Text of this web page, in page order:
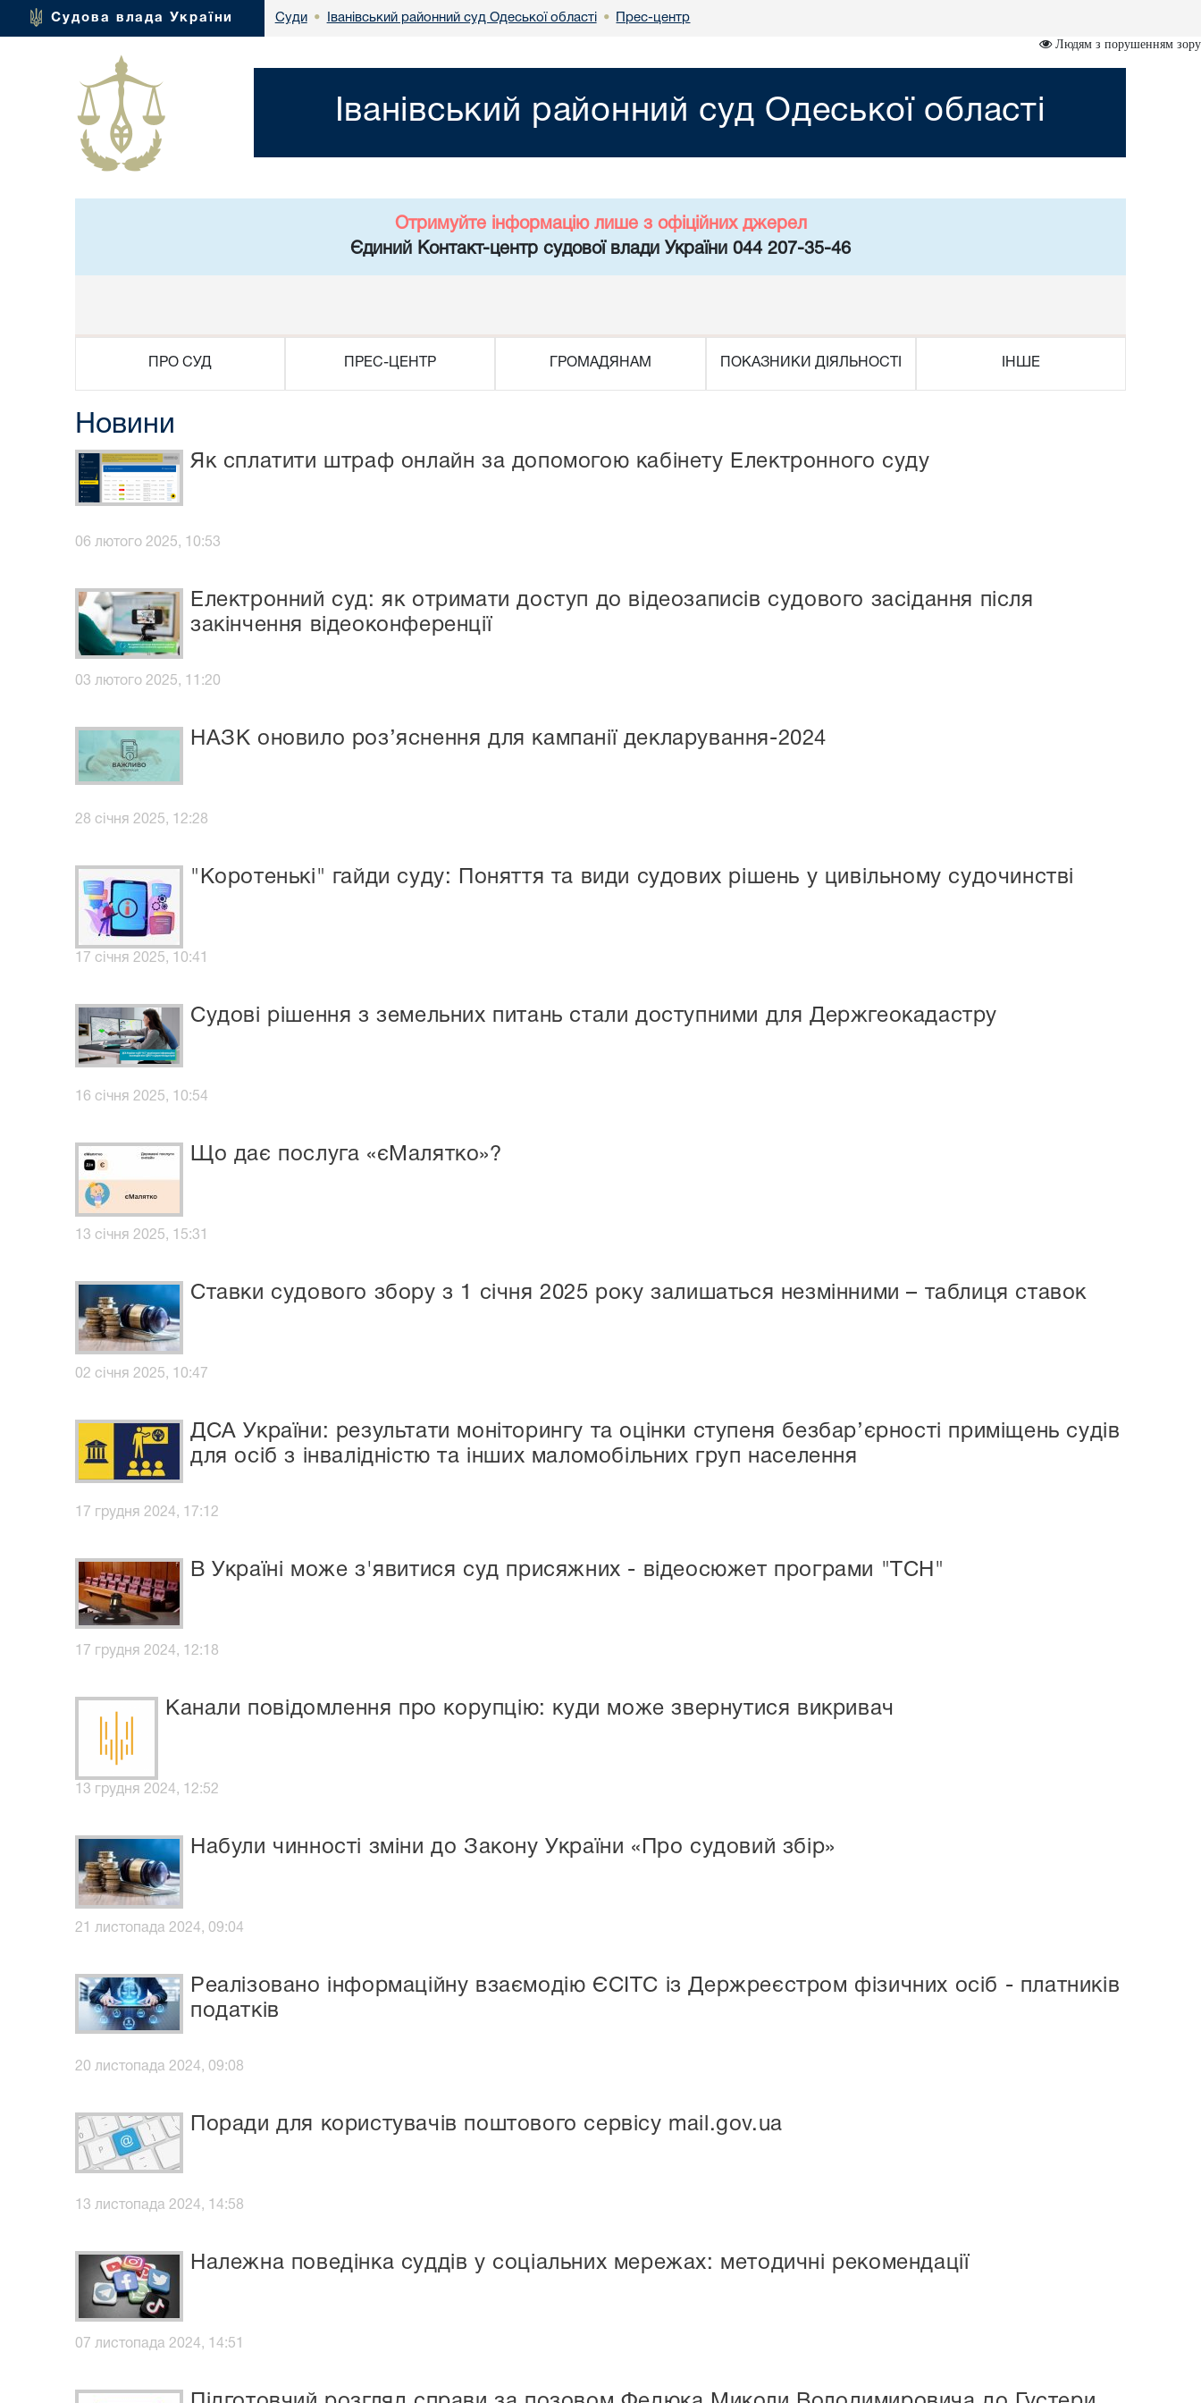
Судова влада України Суди • Іванівський районний суд Одеської області • Прес-центр
Людям з порушенням зору
Іванівський районний суд Одеської області
Отримуйте інформацію лише з офіційних джерел
Єдиний Контакт-центр судової влади України 044 207-35-46
ПРО СУД ПРЕС-ЦЕНТР ГРОМАДЯНАМ ПОКАЗНИКИ ДІЯЛЬНОСТІ ІНШЕ
Новини
Як сплатити штраф онлайн за допомогою кабінету Електронного суду
06 лютого 2025, 10:53
Електронний суд: як отримати доступ до відеозаписів судового засідання після
закінчення відеоконференції
03 лютого 2025, 11:20
НАЗК оновило роз’яснення для кампанії декларування-2024
28 січня 2025, 12:28
"Коротенькі" гайди суду: Поняття та види судових рішень у цивільному судочинстві
17 січня 2025, 10:41
Судові рішення з земельних питань стали доступними для Держгеокадастру
16 січня 2025, 10:54
Що дає послуга «єМалятко»?
13 січня 2025, 15:31
Ставки судового збору з 1 січня 2025 року залишаться незмінними – таблиця ставок
02 січня 2025, 10:47
ДСА України: результати моніторингу та оцінки ступеня безбар’єрності приміщень судів
для осіб з інвалідністю та інших маломобільних груп населення
17 грудня 2024, 17:12
В Україні може з'явитися суд присяжних - відеосюжет програми "ТСН"
17 грудня 2024, 12:18
Канали повідомлення про корупцію: куди може звернутися викривач
13 грудня 2024, 12:52
Набули чинності зміни до Закону України «Про судовий збір»
21 листопада 2024, 09:04
Реалізовано інформаційну взаємодію ЄСІТС із Держреєстром фізичних осіб - платників
податків
20 листопада 2024, 09:08
Поради для користувачів поштового сервісу mail.gov.ua
13 листопада 2024, 14:58
Належна поведінка суддів у соціальних мережах: методичні рекомендації
07 листопада 2024, 14:51